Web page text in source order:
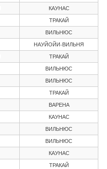
КАУНАС
ТРАКАЙ
ВИЛЬНЮС
НАУЙОЙИ-ВИЛЬНЯ
ТРАКАЙ
ВИЛЬНЮС
ВИЛЬНЮС
ТРАКАЙ
ВАРЕНА
КАУНАС
ВИЛЬНЮС
ВИЛЬНЮС
КАУНАС
ТРАКАЙ